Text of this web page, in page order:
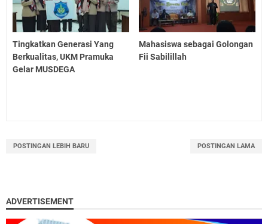
Tingkatkan Generasi Yang
Berkualitas, UKM Pramuka
Gelar MUSDEGA
Mahasiswa sebagai Golongan
Fii Sabilillah
POSTINGAN LEBIH BARU POSTINGAN LAMA
ADVERTISEMENT